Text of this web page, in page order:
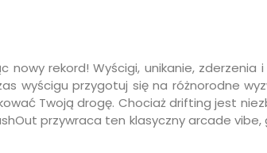
rekord! Wyścigi, unikanie, zderzenia
wyścigu przygotuj się na różnorodne
Twoją drogę. Chociaż drifting jest
przywraca ten klasyczny arcade vibe,